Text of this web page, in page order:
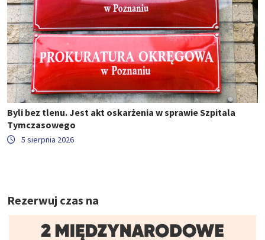
Byli bez tlenu. Jest akt oskarżenia w sprawie Szpitala
Tymczasowego
5 sierpnia 2026
Rezerwuj czas na